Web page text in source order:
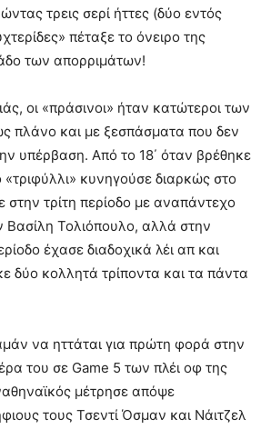
τρεις σερί ήττες (δύο εντός
πέταξε το όνειρο της
των απορριμάτων!
οι «πράσινοι» ήταν κατώτεροι των
πλάνο και με ξεσπάσματα που δεν
υπέρβαση. Από το 18΄ όταν βρέθηκε
κυνηγούσε διαρκώς στο
τρίτη περίοδο με αναπάντεχο
Βασίλη Τολιόπουλο, αλλά στην
έχασε διαδοχικά λέι απ και
δύο κολλητά τρίποντα και τα πάντα
να ηττάται για πρώτη φορά στην
του σε Game 5 των πλέι οφ της
μέτρησε απόψε
τους Τσεντί Όσμαν και Νάιτζελ